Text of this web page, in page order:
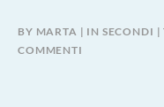
BY MARTA IN SECONDI
COMMENTI